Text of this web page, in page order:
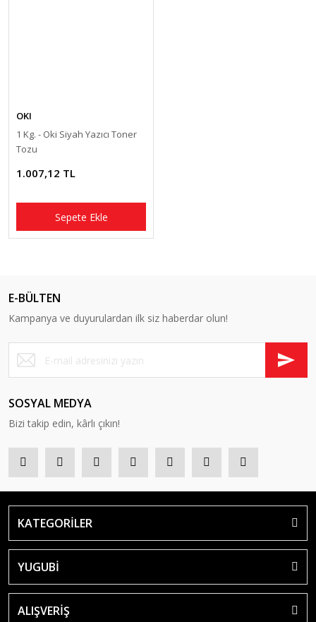
OKI
1 Kg. - Oki Siyah Yazıcı Toner
Tozu
1.007,12 TL
Sepete Ekle
E-BÜLTEN
Kampanya ve duyurulardan ilk siz haberdar olun!
SOSYAL MEDYA
Bizi takip edin, kârlı çıkın!
KATEGORİLER
YUGUBİ
ALIŞVERİŞ